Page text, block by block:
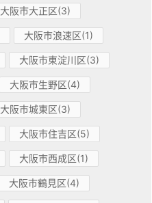
大阪市大正区(3)
大阪市浪速区(1)
大阪市東淀川区(3)
大阪市生野区(4)
大阪市城東区(3)
大阪市住吉区(5)
大阪市西成区(1)
大阪市鶴見区(4)